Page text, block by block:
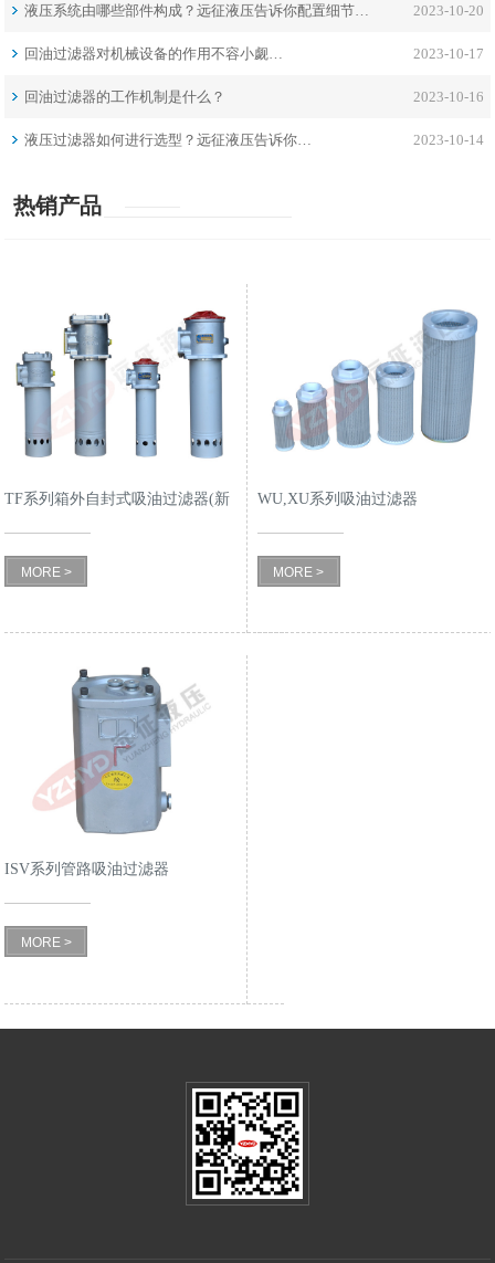
液压系统由哪些部件构成？远征液压告诉你配置细节… 2023-10-20
回油过滤器对机械设备的作用不容小觑… 2023-10-17
回油过滤器的工作机制是什么？ 2023-10-16
液压过滤器如何进行选型？远征液压告诉你… 2023-10-14
热销产品
TF系列箱外自封式吸油过滤器(新
型结构代替LXZ系列)
MORE >
WU,XU系列吸油过滤器
MORE >
ISV系列管路吸油过滤器
MORE >